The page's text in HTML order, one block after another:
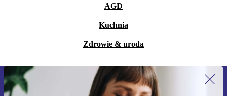
AGD
Kuchnia
Zdrowie & uroda
Zapisz się na nasz newsletter!